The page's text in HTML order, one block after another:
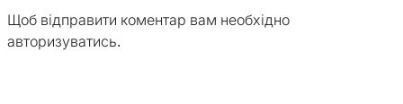
Щоб відправити коментар вам необхідно
авторизуватись.